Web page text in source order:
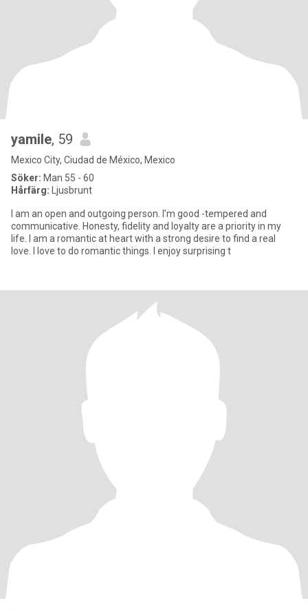
yamile, 59
Mexico City, Ciudad de México, Mexico
Söker: Man 55 - 60
Hårfärg: Ljusbrunt
I am an open and outgoing person. I’m good -tempered and
communicative. Honesty, fidelity and loyalty are a priority in my
life. I am a romantic at heart with a strong desire to find a real
love. I love to do romantic things. I enjoy surprising t